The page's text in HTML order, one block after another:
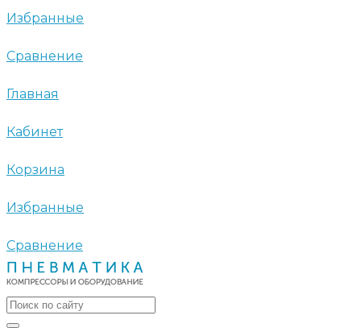
Избранные
Сравнение
Главная
Кабинет
Корзина
Избранные
Сравнение